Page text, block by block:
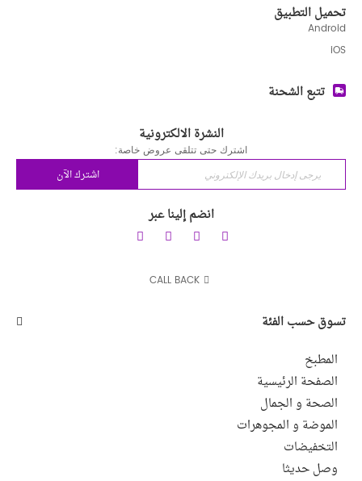
تحميل التطبيق
Android
iOS
تتبع الشحنة
النشرة الالكترونية
اشترك حتى تتلقى عروض خاصة:
اشترك الآن
انضم إلينا عبر
CALL BACK
تسوق حسب الفئة
المطبخ
الصفحة الرئيسية
الصحة و الجمال
الموضة و المجوهرات
التخفيضات
وصل حديثا